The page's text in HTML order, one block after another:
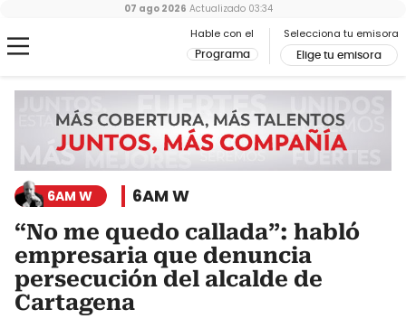
Hable con el
Programa
Selecciona tu emisora
Elige tu emisora
07 ago 2026 Actualizado 03:34
6AM W 6AM W
“No me quedo callada”: habló
empresaria que denuncia
persecución del alcalde de
Cartagena